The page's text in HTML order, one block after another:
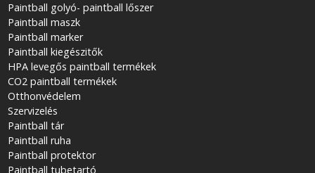
Paintball golyó- paintball lőszer
Paintball maszk
Paintball marker
Paintball kiegészitők
HPA levegős paintball termékek
CO2 paintball termékek
Otthonvédelem
Szervizelés
Paintball tár
Paintball ruha
Paintball protektor
Paintball tubetartó